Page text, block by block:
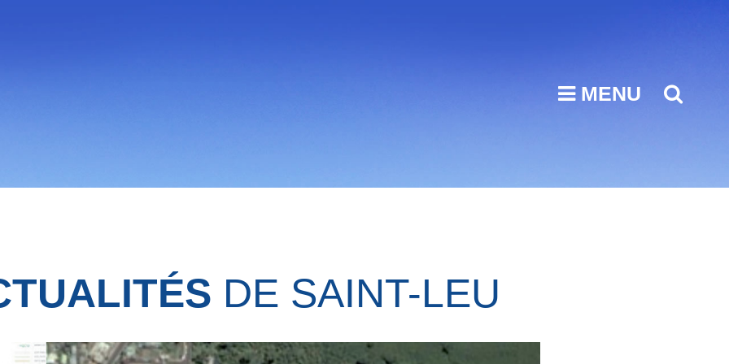
MENU
DE SAINT-LEU